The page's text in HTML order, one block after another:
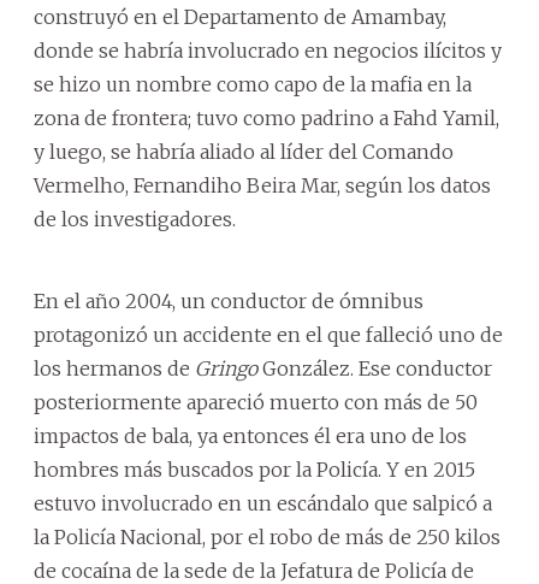
construyó en el Departamento de Amambay,
donde se habría involucrado en negocios ilícitos y
se hizo un nombre como capo de la mafia en la
zona de frontera; tuvo como padrino a Fahd Yamil,
y luego, se habría aliado al líder del Comando
Vermelho, Fernandiho Beira Mar, según los datos
de los investigadores.
En el año 2004, un conductor de ómnibus
protagonizó un accidente en el que falleció uno de
los hermanos de GringoGonzález. Ese conductor
posteriormente apareció muerto con más de 50
impactos de bala, ya entonces él era uno de los
hombres más buscados por la Policía. Y en 2015
estuvo involucrado en un escándalo que salpicó a
la Policía Nacional, por el robo de más de 250 kilos
de cocaína de la sede de la Jefatura de Policía de